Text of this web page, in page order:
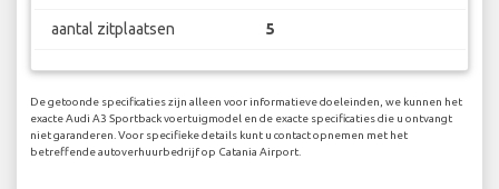
aantal zitplaatsen 5
De getoonde specificaties zijn alleen voor informatieve doeleinden, we kunnen het
exacte Audi A3 Sportback voertuigmodel en de exacte specificaties die u ontvangt
niet garanderen. Voor specifieke details kunt u contact opnemen met het
betreffende autoverhuurbedrijf op Catania Airport.